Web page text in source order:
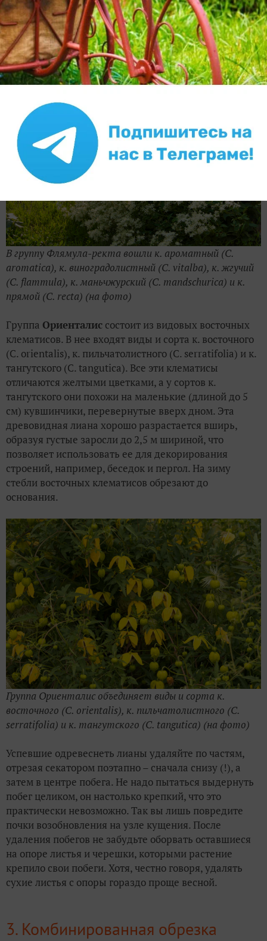
цветками. У всех этих клематисов цветки появляются
на побегах текущего года. Цветут они обычно во
второй половине лета. Осенью побеги нужно срезать
до основания.
В группу Флямула-ректа вошли к. ароматный (С.
aromaticа), к. виноградолистный (С. vitalba), к. жгучий
(С. flammula), к. маньчжурский (C. mandschurica) и к.
прямой (C. recta) (на фото)
Группа Ориенталис состоит из видовых восточных
клематисов. В нее входят виды и сорта к. восточного
(С. orientalis), к. пильчатолистного (С. serratifolia) и к.
тангутского (С. tangutica). Все эти клематисы
отличаются желтыми цветками, а у сортов к.
тангутского они похожи на маленькие (длиной до 5
см) кувшинчики, перевернутые вверх дном. Эта
древовидная лиана хорошо разрастается вширь,
образуя густые заросли до 2,5 м шириной, что
позволяет использовать ее для декорирования
строений, например, беседок и пергол. На зиму
стебли восточных клематисов обрезают до
основания.
Группа Ориенталис объединяет виды и сорта к.
восточного (С. orientalis), к. пильчатолистного (С.
serratifolia) и к. тангутского (С. tangutica) (на фото)
Успевшие одревеснеть лианы удаляйте по частям,
отрезая секатором поэтапно – сначала снизу (!), а
затем в центре побега. Не надо пытаться выдернуть
побег целиком, он настолько крепкий, что это
практически невозможно. Так вы лишь повредите
почки возобновления на узле кущения. После
удаления побегов не забудьте оборвать оставшиеся
на опоре листья и черешки, которыми растение
крепило свои побеги. Хотя, честно говоря, удалять
сухие листья с опоры гораздо проще весной.
3. Комбинированная обрезка